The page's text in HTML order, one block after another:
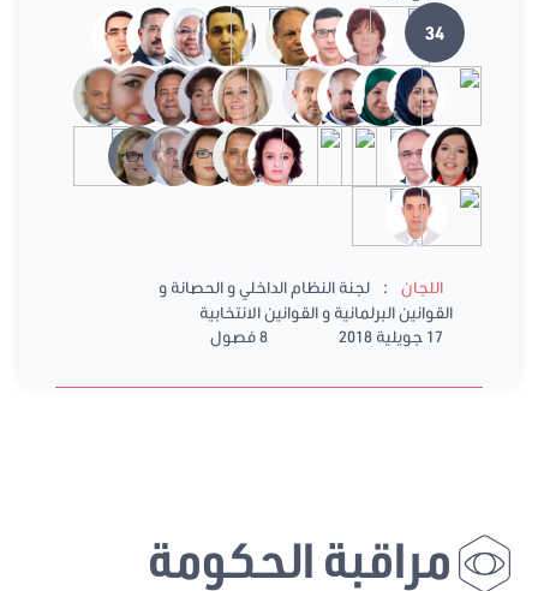
34
اللجان :
لجنة النظام الداخلي و الحصانة و
القوانين البرلمانية و القوانين الانتخابية
17 جويلية 2018
8 فصول
مراقبة الحكومة